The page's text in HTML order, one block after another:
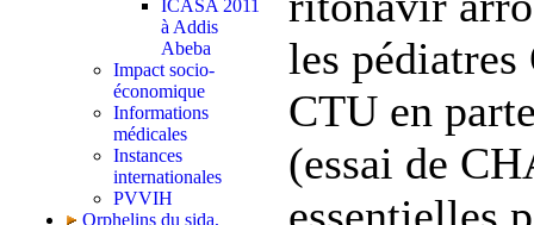
ICASA 2011
à Addis
Abeba
Impact socio-
économique
Informations
médicales
Instances
internationales
PVVIH
Orphelins du sida,
les
CTU en
(essai de